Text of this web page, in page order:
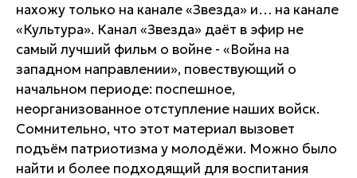
нахожу только на канале «Звезда» и… на канале
«Культура». Канал «Звезда» даёт в эфир не
самый лучший фильм о войне - «Война на
западном направлении», повествующий о
начальном периоде: поспешное,
неорганизованное отступление наших войск.
Сомнительно, что этот материал вызовет
подъём патриотизма у молодёжи. Можно было
найти и более подходящий для воспитания